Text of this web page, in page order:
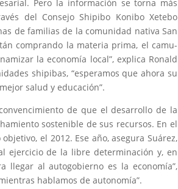
Pero la información se torna más
del Consejo Shipibo Konibo Xetebo
de familias de la comunidad nativa San
comprando la materia prima, el camu-
la economía local”, explica Ronald
shipibas, “esperamos que ahora su
salud y educación”.
de que el desarrollo de la
sostenible de sus recursos. En el
el 2012. Ese año, asegura Suárez,
ejercicio de la libre determinación y, en
llegar al autogobierno es la economía”,
hablamos de autonomía”.